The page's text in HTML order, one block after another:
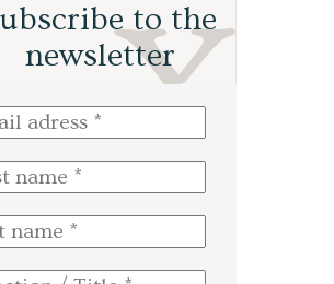
to the
newsletter